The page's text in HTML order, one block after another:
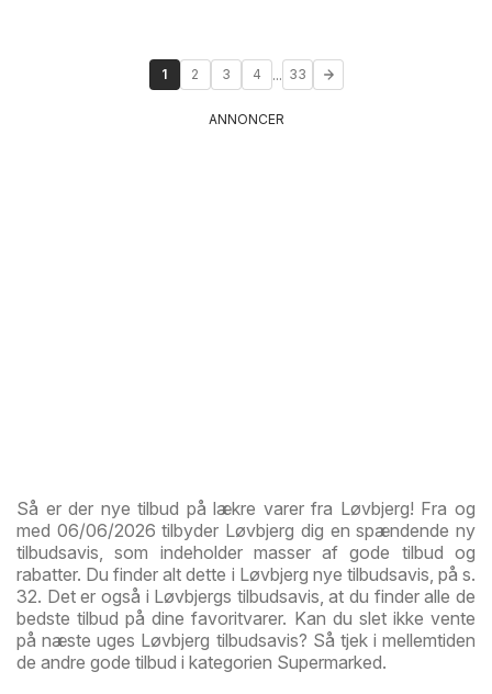
1 2 3 4 ... 33
ANNONCER
Så er der nye tilbud på lækre varer fra Løvbjerg! Fra og
med 06/06/2026 tilbyder Løvbjerg dig en spændende ny
tilbudsavis, som indeholder masser af gode tilbud og
rabatter. Du finder alt dette i Løvbjerg nye tilbudsavis, på s.
32. Det er også i Løvbjergs tilbudsavis, at du finder alle de
bedste tilbud på dine favoritvarer. Kan du slet ikke vente
på næste uges Løvbjerg tilbudsavis? Så tjek i mellemtiden
de andre gode tilbud i kategorien Supermarked.